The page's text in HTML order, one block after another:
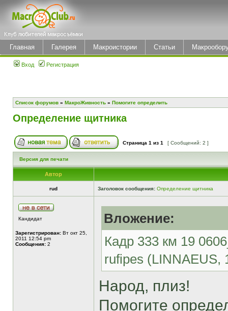
Главная Галерея Макроистории Статьи
Вход Регистрация
Список форумов » МакроЖивность » Помогите определить
Определение щитника
Страница 1 из 1 [ Сообщений: 2 ]
Версия для печати
Автор
rud Заголовок сообщения: Определение щитника
Кандидат
Зарегистрирован: Вт окт 25,
2011 12:54 pm
Сообщения: 2
Вложение:
Кадр 333 км 19
rufipes (LINNAEUS,
Народ, плиз!
Помогите